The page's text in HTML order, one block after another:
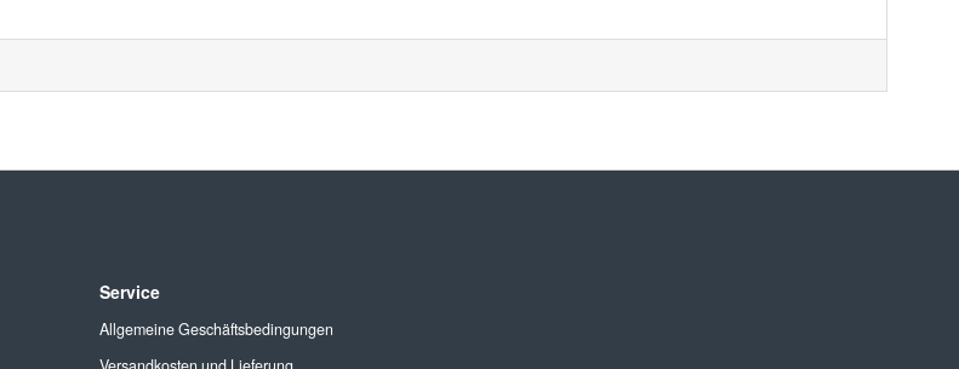
Service
Allgemeine Geschäftsbedingungen